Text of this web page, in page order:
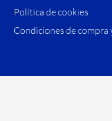
Política de cookies
Condiciones de compra